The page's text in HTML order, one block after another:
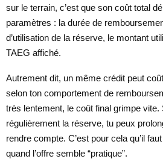
sur le terrain, c’est que son coût total
paramètres : la durée de
d’utilisation de la réserve, le montant
TAEG affiché.
Autrement dit, un même crédit peut
selon ton comportement de
très lentement, le coût final grimpe vite.
régulièrement la réserve, tu peux
rendre compte. C’est pour cela qu’il
quand l’offre semble “pratique”.